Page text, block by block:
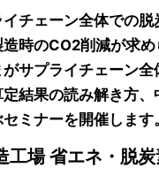
チェーン全体での
造時のCO2削減が求
がサプライチェーン
定結果の読み解き方
ミナーを開催します
工場 省エネ・脱